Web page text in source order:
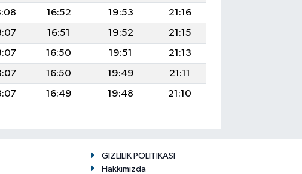
16:52 19:53
21:16
16:51 19:52
21:15
16:50 19:51
21:13
16:50 19:49
21:11
16:49 19:48 21:10
GİZLİLİK POLİTİKASI
Hakkımızda